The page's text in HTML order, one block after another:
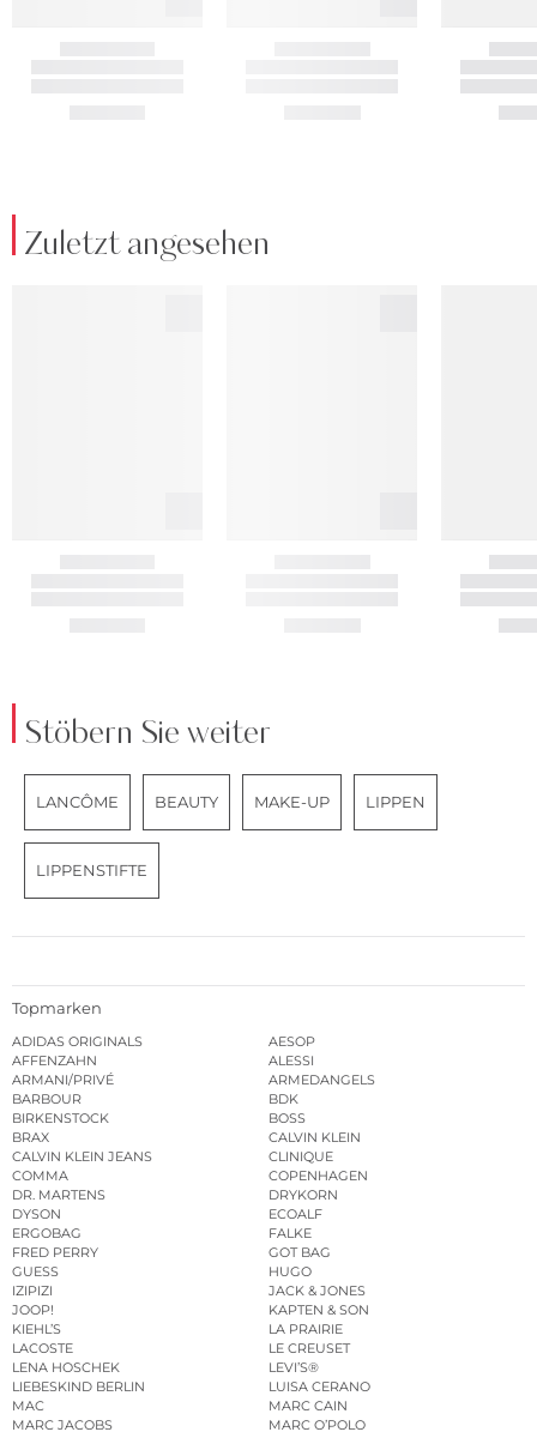
Zuletzt angesehen
Stöbern Sie weiter
LANCÔME BEAUTY MAKE-UP LIPPEN
LIPPENSTIFTE
Topmarken
ADIDAS ORIGINALS
AESOP
AFFENZAHN
ALESSI
ARMANI/PRIVÉ
ARMEDANGELS
BARBOUR
BDK
BIRKENSTOCK
BOSS
BRAX
CALVIN KLEIN
CALVIN KLEIN JEANS
CLINIQUE
COMMA
COPENHAGEN
DR. MARTENS
DRYKORN
DYSON
ECOALF
ERGOBAG
FALKE
FRED PERRY
GOT BAG
GUESS
HUGO
IZIPIZI
JACK & JONES
JOOP!
KAPTEN & SON
KIEHL’S
LA PRAIRIE
LACOSTE
LE CREUSET
LENA HOSCHEK
LEVI’S®
LIEBESKIND BERLIN
LUISA CERANO
MAC
MARC CAIN
MARC JACOBS
MARC O’POLO